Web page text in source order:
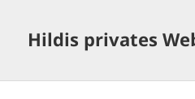
Hildis privates